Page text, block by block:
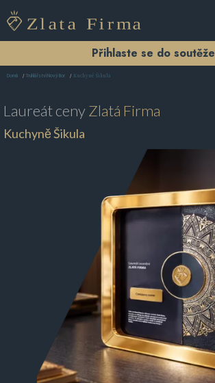
Přihlaste se do soutěže
Domů Truhlářství Nový Bor Kuchyně Šikula
Laureát cenyZlatá Firma
Kuchyně Šikula